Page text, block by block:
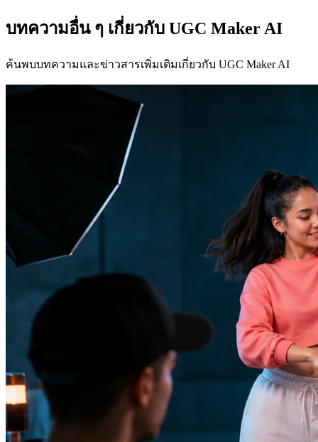
บทความอื่น ๆ เกี่ยวกับ UGC Maker AI
ค้นพบบทความและข่าวสารเพิ่มเติมเกี่ยวกับ UGC Maker AI